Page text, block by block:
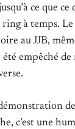
ce que
à temps.
au JJB,
empêché de
c’est une